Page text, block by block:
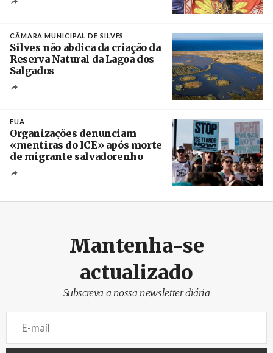
CÂMARA MUNICIPAL DE SILVES
Silves não abdica da criação da
Reserva Natural da Lagoa dos
Salgados
EUA
Organizações denunciam
«mentiras do ICE» após morte
de migrante salvadorenho
Mantenha-se
actualizado
Subscreva a nossa newsletter diária